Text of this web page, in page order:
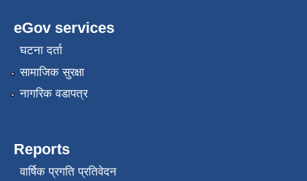
eGov services
घटना दर्ता
सामाजिक सुरक्षा
नागरिक वडापत्र
Reports
वार्षिक प्रगति प्रतिवेदन